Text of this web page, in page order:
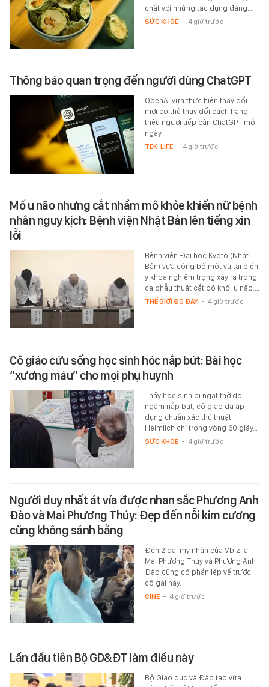
chất với những tác dụng đáng…
SỨC KHỎE - 4 giờ trước
Thông báo quan trọng đến người dùng ChatGPT
OpenAI vừa thực hiện thay đổi
mới có thể thay đổi cách hàng
triệu người tiếp cận ChatGPT mỗi
ngày.
TEK-LIFE - 4 giờ trước
Mổ u não nhưng cắt nhầm mô khỏe khiến nữ bệnh
nhân nguy kịch: Bệnh viện Nhật Bản lên tiếng xin
lỗi
Bệnh viện Đại học Kyoto (Nhật
Bản) vừa công bố một vụ tai biến
y khoa nghiêm trọng xảy ra trong
ca phẫu thuật cắt bỏ khối u não,…
THẾ GIỚI ĐÓ ĐÂY - 4 giờ trước
Cô giáo cứu sống học sinh hóc nắp bút: Bài học
“xương máu” cho mọi phụ huynh
Thấy học sinh bị ngạt thở do
ngậm nắp bút, cô giáo đã áp
dụng chuẩn xác thủ thuật
Heimlich chỉ trong vòng 60 giây…
SỨC KHỎE - 4 giờ trước
Người duy nhất át vía được nhan sắc Phương Anh
Đào và Mai Phương Thúy: Đẹp đến nỗi kim cương
cũng không sánh bằng
Đến 2 đại mỹ nhân của Vbiz là
Mai Phương Thúy và Phương Anh
Đào cũng có phần lép vế trước
cô gái này.
CINE - 4 giờ trước
Lần đầu tiên Bộ GD&ĐT làm điều này
Bộ Giáo dục và Đào tạo vừa